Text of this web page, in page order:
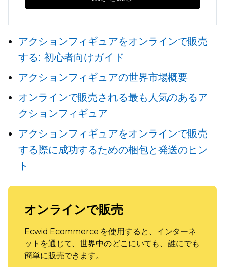
アクションフィギュアをオンラインで販売
する: 初心者向けガイド
アクションフィギュアの世界市場概要
オンラインで販売される最も人気のあるア
クションフィギュア
アクションフィギュアをオンラインで販売
する際に成功するための梱包と発送のヒン
ト
オンラインで販売
Ecwid Ecommerce を使用すると、インターネ
ットを通じて、世界中のどこにいても、誰にでも
簡単に販売できます。